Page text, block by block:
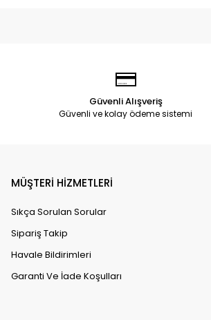
Güvenli Alışveriş
Güvenli ve kolay ödeme sistemi
MÜŞTERİ HİZMETLERİ
Sıkça Sorulan Sorular
Sipariş Takip
Havale Bildirimleri
Garanti Ve İade Koşulları